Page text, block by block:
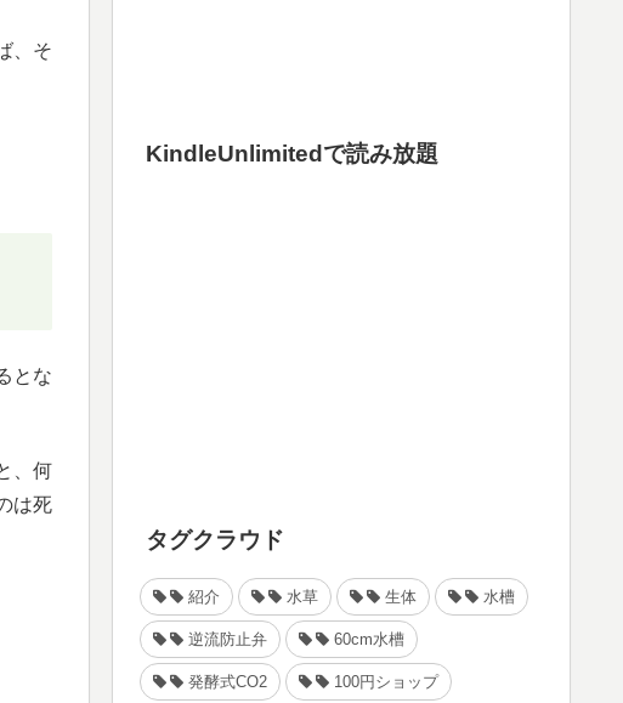
、そ
とな
、何
は死
KindleUnlimitedで読み放題
タグクラウド
紹介 水草 生体 水槽
逆流防止弁 60cm水槽
発酵式CO2 100円ショップ